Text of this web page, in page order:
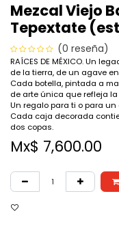
Mezcal Viejo
Tepextate
(0 reseña)
RAÍCES DE MÉXICO. Un
de la tierra, de un agave
Cada botella, pintada a
de arte única que refleja
Un regalo para ti o para
Cada caja decorada
dos copas.
Mx$ 7,600.00